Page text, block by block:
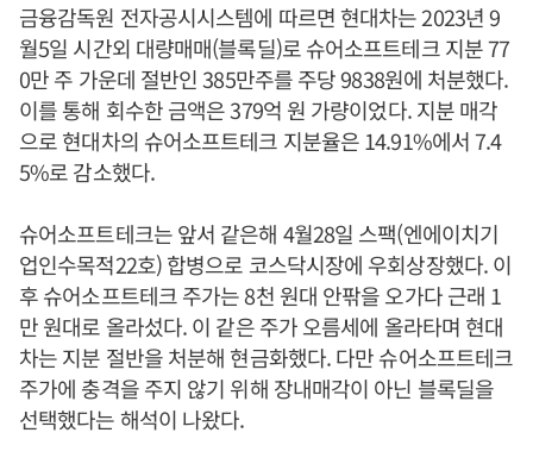
금융감독원 전자공시시스템에 따르면 현대차는 2023년 9
월5일 시간외 대량매매(블록딜)로 슈어소프트테크 지분 77
0만 주 가운데 절반인 385만주를 주당 9838원에 처분했다.
이를 통해 회수한 금액은 379억 원 가량이었다. 지분 매각
으로 현대차의 슈어소프트테크 지분율은 14.91%에서 7.4
5%로 감소했다.
슈어소프트테크는 앞서 같은해 4월28일 스팩(엔에이치기
업인수목적22호) 합병으로 코스닥시장에 우회상장했다. 이
후 슈어소프트테크 주가는 8천 원대 안팎을 오가다 근래 1
만 원대로 올라섰다. 이 같은 주가 오름세에 올라타며 현대
차는 지분 절반을 처분해 현금화했다. 다만 슈어소프트테크
주가에 충격을 주지 않기 위해 장내매각이 아닌 블록딜을
선택했다는 해석이 나왔다.